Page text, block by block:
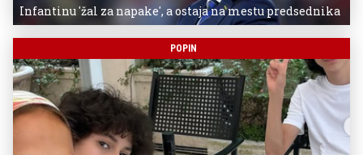
Infantinu 'žal za napake', a ostaja na mestu predsednika
POPIN